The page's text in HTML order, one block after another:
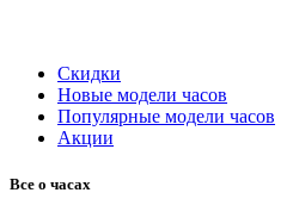
Скидки
Новые модели часов
Популярные модели часов
Акции
Все о часах